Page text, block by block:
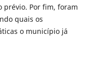
prévio. Por fim, foram
quais os
o município já